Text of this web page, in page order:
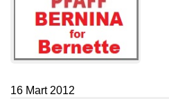
16 Mart 2012